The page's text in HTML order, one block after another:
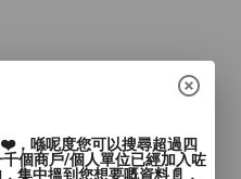
喺呢度您可以搜尋超過四
個商戶/個人單位已經加入咗
集中搵到您想要嘅資料📄，